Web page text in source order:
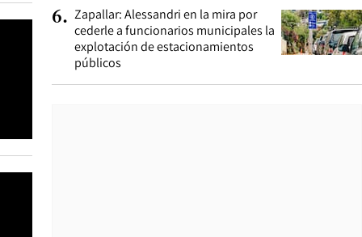
6. Zapallar: Alessandri en la mira por
cederle a funcionarios municipales la
explotación de estacionamientos
públicos